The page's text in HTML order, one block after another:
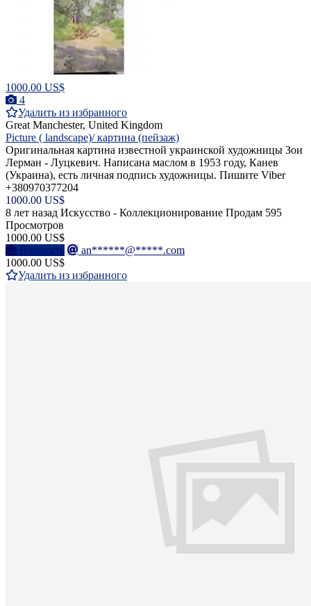
1000.00 US$
4
Удалить из избранного
Great Manchester, United Kingdom
Picture ( landscape)/ картина (пейзаж)
Оригинальная картина известной украинской художницы Зои
Лерман - Луцкевич. Написана маслом в 1953 году, Канев
(Украина), есть личная подпись художницы. Пишите Viber
+380970377204
1000.00 US$
8 лет назад Искусство - Коллекционирование Продам 595
Просмотров
1000.00 US$
Написать
an******@*****.com
1000.00 US$
Удалить из избранного